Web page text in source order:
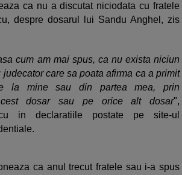
ca nu a discutat niciodata cu fratele
despre dosarul lui Sandu Anghel, zis
cum am mai spus, ca nu exista niciun
care sa poata afirma ca a primit
la mine sau din partea mea, prin
dosar sau pe orice alt dosar",
in declaratiile postate pe site-ul
ca anul trecut fratele sau i-a spus